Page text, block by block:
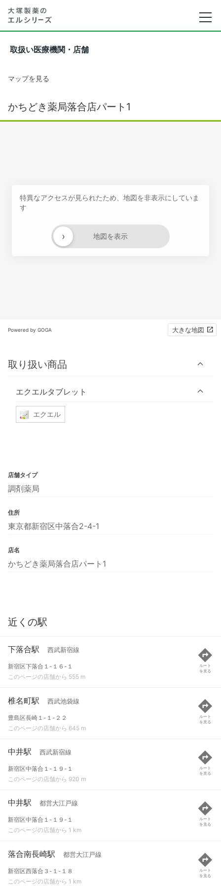
取扱い医療機関・店舗
マップを見る
かちどき薬局落合店パート1
特異なアクセスが見られたため、地図を非表示にしていま
す
地図を表示
›
Powered by GOGA 大きな地図
取り扱い商品
エクエルタブレット
エクエル
店舗タイプ
調剤薬局
住所
東京都新宿区中落合2-4-1
店名
かちどき薬局落合店パート1
近くの駅
下落合駅 西武新宿線
新宿区下落合１-１６-１
このページの店舗から 555 m
ルート
を見る
椎名町駅 西武池袋線
豊島区長崎１-１-２２
このページの店舗から 645 m
ルート
を見る
中井駅 西武新宿線
新宿区中落合１-１９-１
このページの店舗から 920 m
ルート
を見る
中井駅 都営大江戸線
新宿区中落合１-１９-１
このページの店舗から 1 km
ルート
を見る
落合南長崎駅 都営大江戸線
新宿区西落合３-１-１８
このページの店舗から 1 km
ルート
を見る